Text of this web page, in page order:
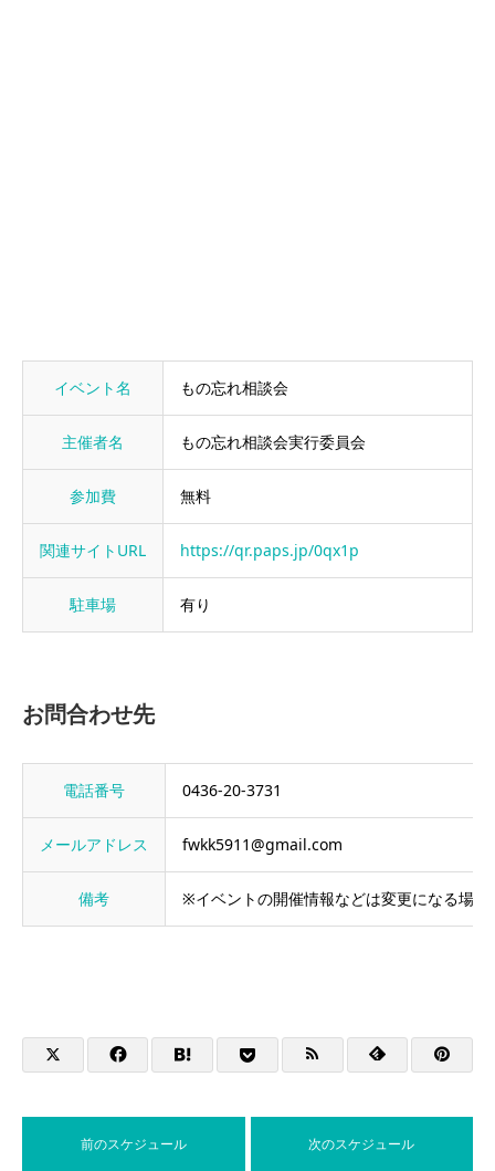
イベント名 もの忘れ相談会
主催者名 もの忘れ相談会実行委員会
参加費 無料
関連サイトURL https://qr.paps.jp/0qx1p
駐車場 有り
お問合わせ先
電話番号 0436-20-3731
メールアドレス fwkk5911@gmail.com
備考 ※イベントの開催情報などは変更になる場
前のスケジュール 次のスケジュール